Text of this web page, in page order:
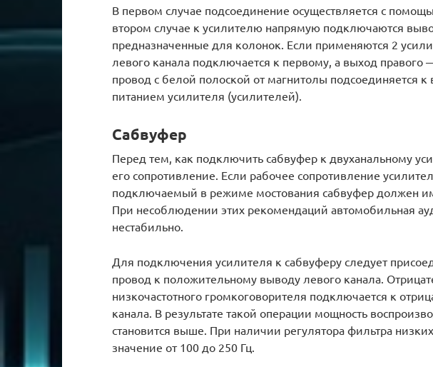
В первом случае подсоединение осуществляется с
втором случае к усилителю напрямую подключаются
предназначенные для колонок. Если применяются 2
левого канала подключается к первому, а выход правого
провод с белой полоской от магнитолы подсоединяется к
питанием усилителя (усилителей).
Сабвуфер
Перед тем, как подключить сабвуфер к двуханальному
его сопротивление. Если рабочее сопротивление
подключаемый в режиме мостования сабвуфер должен
При несоблюдении этих рекомендаций автомобильная
нестабильно.
Для подключения усилителя к сабвуферу следует
провод к положительному выводу левого канала.
низкочастотного громкоговорителя подключается к
канала. В результате такой операции мощность
становится выше. При наличии регулятора фильтра низких
значение от 100 до 250 Гц.